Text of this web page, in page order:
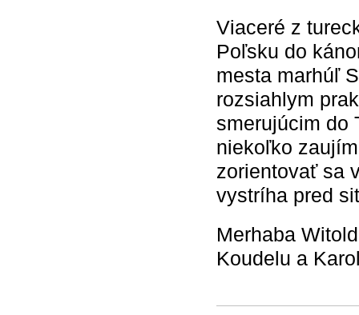
Viaceré z
Poľsku do
mesta marhúľ
rozsiahlym
smerujúcim do
niekoľko
zorientovať sa
vystríha pred
Merhaba
Koudelu a